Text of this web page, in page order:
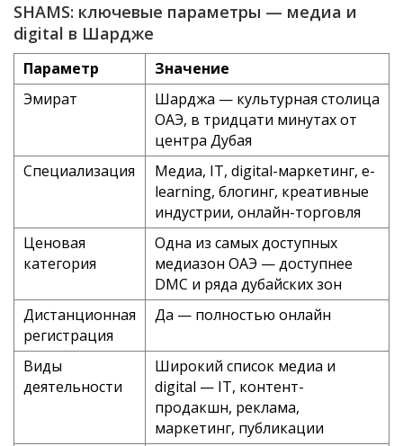
SHAMS: ключевые параметры — медиа и
digital в Шардже
Параметр
Значение
Эмират
Шарджа — культурная столица
ОАЭ, в тридцати минутах от
центра Дубая
Специализация
Медиа, IT, digital-маркетинг, e-
learning, блогинг, креативные
индустрии, онлайн-торговля
Ценовая
категория
Одна из самых доступных
медиазон ОАЭ — доступнее
DMC и ряда дубайских зон
Дистанционная
регистрация
Да — полностью онлайн
Виды
деятельности
Широкий список медиа и
digital — IT, контент-
продакшн, реклама,
маркетинг, публикации